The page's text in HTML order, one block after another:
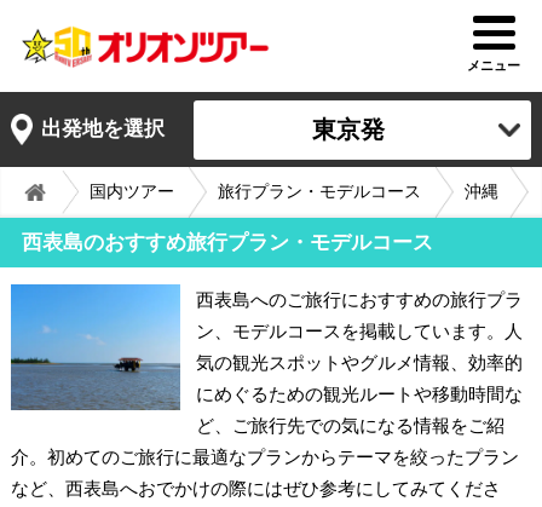
メニュー
出発地を選択 東京発
国内ツアー 旅行プラン・モデルコース 沖縄
西表島のおすすめ旅行プラン・モデルコース
西表島へのご旅行におすすめの旅行プラ
ン、モデルコースを掲載しています。人
気の観光スポットやグルメ情報、効率的
にめぐるための観光ルートや移動時間な
ど、ご旅行先での気になる情報をご紹
介。初めてのご旅行に最適なプランからテーマを絞ったプラン
など、西表島へおでかけの際にはぜひ参考にしてみてくださ